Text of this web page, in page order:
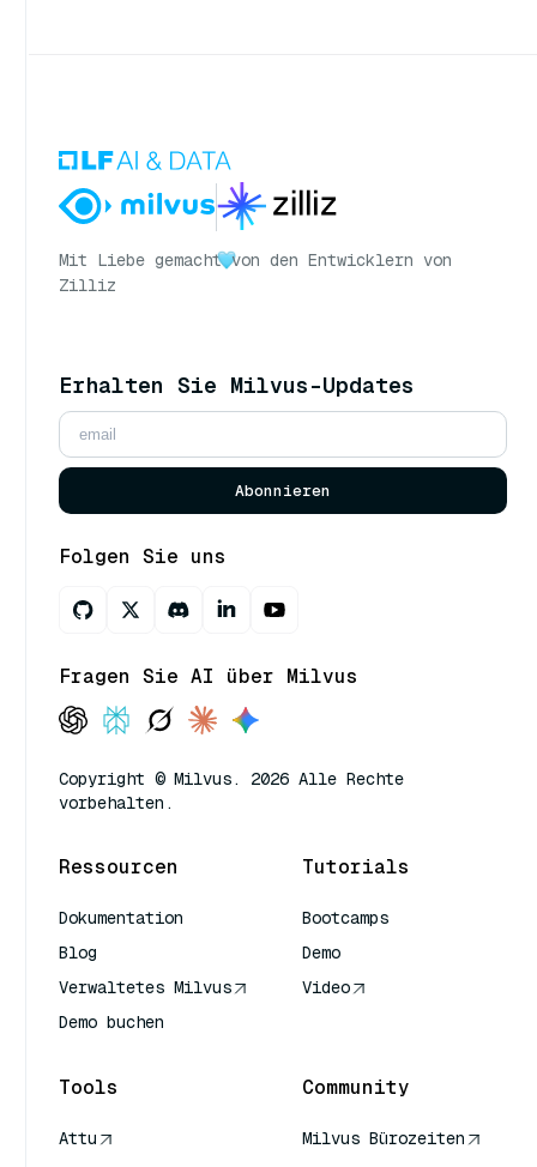
Mit Liebe gemacht von den Entwicklern von
Zilliz
Erhalten Sie Milvus-Updates
Abonnieren
Folgen Sie uns
Fragen Sie AI über Milvus
Copyright © Milvus. 2026 Alle Rechte
vorbehalten.
Ressourcen
Dokumentation
Blog
Verwaltetes Milvus
Demo buchen
Tutorials
Bootcamps
Demo
Video
Tools
Attu
Community
Milvus Bürozeiten